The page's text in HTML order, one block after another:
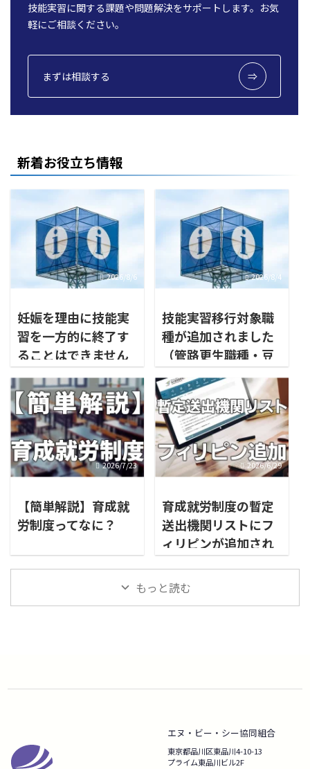
技能実習に関する課題や問題解決をサポートします。お気
軽にご相談ください。
まずは相談する
新着お役立ち情報
2026/8/6
妊娠を理由に技能実
習を一方的に終了す
ることはできません
2026/8/4
技能実習移行対象職
種が追加されました
（管路更生職種・豆
腐製造職種・タイル
製造作業）
2026/7/23
【簡単解説】育成就
労制度ってなに？
2026/6/29
育成就労制度の暫定
送出機関リストにフ
ィリピンが追加され
ました
もっと読む
エヌ・ビー・シー協同組合
東京都品川区東品川4-10-13
プライム東品川ビル2F